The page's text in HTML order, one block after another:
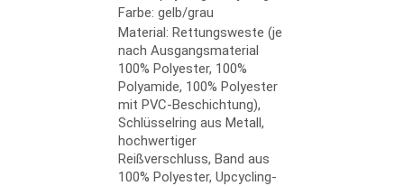
Farbe: gelb/grau
Material: Rettungsweste (je
nach Ausgangsmaterial
100% Polyester, 100%
Polyamide, 100% Polyester
mit PVC-Beschichtung),
Schlüsselring aus Metall,
hochwertiger
Reißverschluss, Band aus
100% Polyester, Upcycling-